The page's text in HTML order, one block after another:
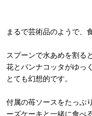
まるで芸術品のようで、
スプーンで水あめを割る
花とパンナコッタがゆっ
とても幻想的です。
付属の苺ソースをたっぷ
ーズケーキと一緒に食べ